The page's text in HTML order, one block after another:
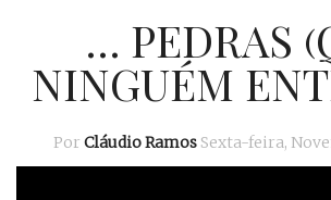
… PEDRAS
NINGUÉM
Por Cláudio Ramos Sexta-feira,